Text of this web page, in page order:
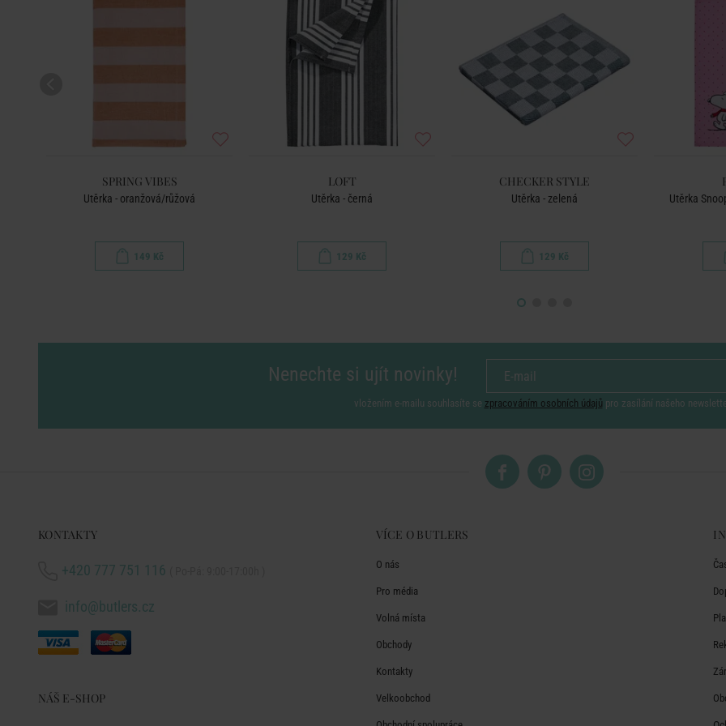
SPRING VIBES
Utěrka - oranžová/růžová
149 Kč
LOFT
Utěrka - černá
129 Kč
CHECKER STYLE
Utěrka - zelená
129 Kč
Utěrka
Nenechte si ujít novinky!
vložením e-mailu souhlasíte se zpracováním osobních údajů pro zasílání našeho
KONTAKTY
+420 777 751 116
info@butlers.cz
NÁŠ E-SHOP
VÍCE O BUTLERS
O nás
Pro média
Volná místa
Obchody
Kontakty
Velkoobchod